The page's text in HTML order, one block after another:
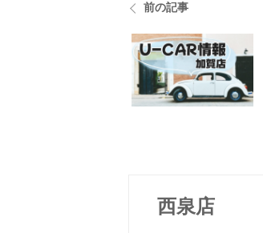
前の記事
西泉店